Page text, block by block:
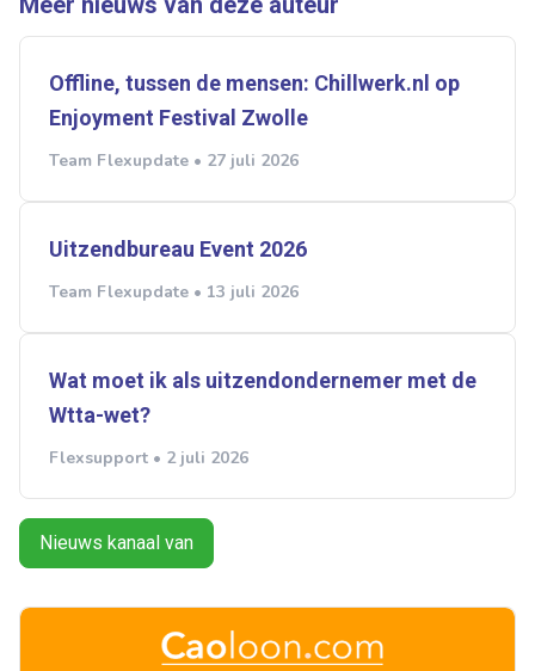
Offline, tussen de mensen: Chillwerk.nl op
Enjoyment Festival Zwolle
Team Flexupdate • 27 juli 2026
Uitzendbureau Event 2026
Team Flexupdate • 13 juli 2026
Wat moet ik als uitzendondernemer met de
Wtta-wet?
Flexsupport • 2 juli 2026
Nieuws kanaal van